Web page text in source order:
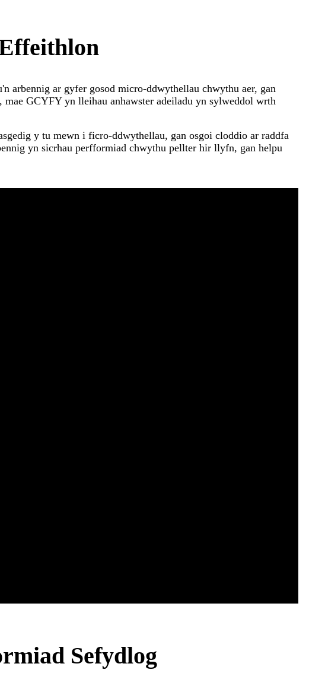
ar gyfer gosod micro-ddwythellau chwythu aer, gan
GCYFY yn lleihau anhawster adeiladu yn sylweddol wrth
y tu mewn i ficro-ddwythellau, gan osgoi cloddio ar raddfa
yn sicrhau perfformiad chwythu pellter hir llyfn, gan helpu
Sefydlog